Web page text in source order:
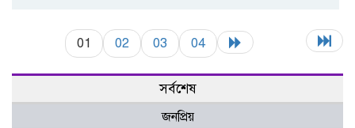
01 02 03 04
সর্বশেষ
জনপ্রিয়